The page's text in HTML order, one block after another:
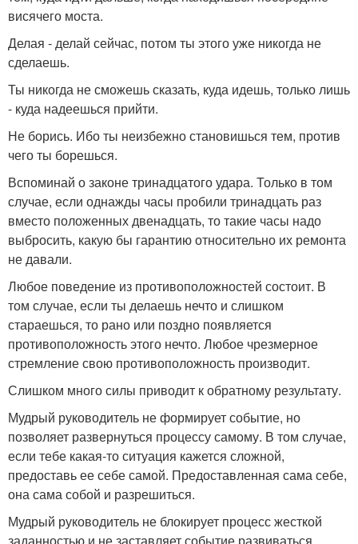
висячего моста.
Делая - делай сейчас, потом ты этого уже никогда не
сделаешь.
Ты никогда не сможешь сказать, куда идешь, только лишь
- куда надеешься прийти.
Не борись. Ибо ты неизбежно становишься тем, против
чего ты борешься.
Вспоминай о законе тринадцатого удара. Только в том
случае, если однажды часы пробили тринадцать раз
вместо положенных двенадцать, то такие часы надо
выбросить, какую бы гарантию относительно их ремонта
не давали.
Любое поведение из противоположностей состоит. В
том случае, если ты делаешь нечто и слишком
стараешься, то рано или поздно появляется
противоположность этого нечто. Любое чрезмерное
стремление свою противоположность производит.
Слишком много силы приводит к обратному результату.
Мудрый руководитель не формирует событие, но
позволяет развернуться процессу самому. В том случае,
если тебе какая-то ситуация кажется сложной,
предоставь ее себе самой. Предоставленная сама себе,
она сама собой и разрешиться.
Мудрый руководитель не блокирует процесс жесткой